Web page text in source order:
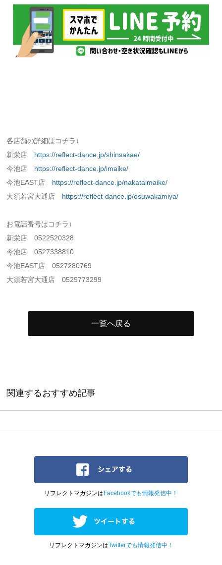
各店舗の詳細はコチラ↓
新栄店 https://reflect-dance.jp/shinsakae/
今池店 https://reflect-dance.jp/imaike/
今池EAST店 https://reflect-dance.jp/nakataimaike/
大須若宮大通店 https://reflect-dance.jp/osuwakamiya/
お電話番号はコチラ↓
新栄店 0522520328
今池店 0527338810
今池EAST店 0527280769
大須若宮大通店 0529773299
一覧へ戻る
関連するおすすめ記事
リフレクトマガジンは Facebookでも情報発信中！
リフレクトマガジンはTwitterでも情報発信中！